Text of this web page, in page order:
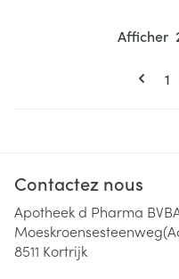
1
Afficher
Contactez nous
Apotheek d Pharma
8511 Kortrijk